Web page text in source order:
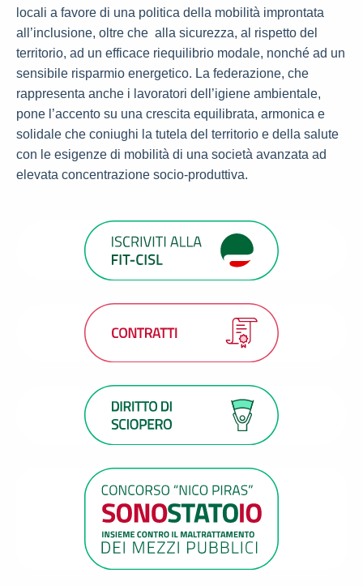
locali a favore di una politica della mobilità improntata
all’inclusione, oltre che alla sicurezza, al rispetto del
territorio, ad un efficace riequilibrio modale, nonché ad un
sensibile risparmio energetico. La federazione, che
rappresenta anche i lavoratori dell’igiene ambientale,
pone l’accento su una crescita equilibrata, armonica e
solidale che coniughi la tutela del territorio e della salute
con le esigenze di mobilità di una società avanzata ad
elevata concentrazione socio-produttiva.